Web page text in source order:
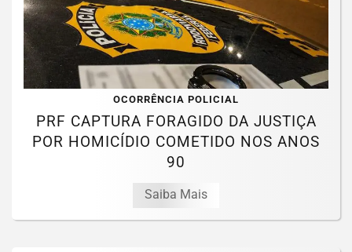
OCORRÊNCIA POLICIAL
PRF CAPTURA FORAGIDO DA JUSTIÇA
POR HOMICÍDIO COMETIDO NOS ANOS
90
Saiba Mais